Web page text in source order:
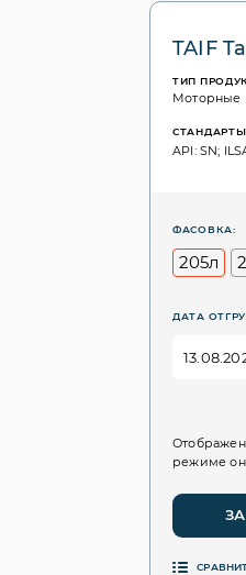
TAIF
ТИП
Моторные
СТАНДАРТЫ
API: SN;
ФАСОВКА:
205л
ДАТА
режиме